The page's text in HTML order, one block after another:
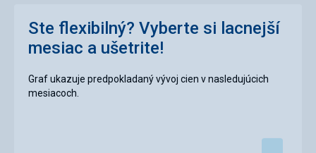
Ste flexibilný? Vyberte si lacnejší
mesiac a ušetrite!
Graf ukazuje predpokladaný vývoj cien v nasledujúcich
mesiacoch.